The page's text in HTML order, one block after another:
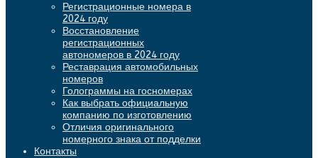
Регистрационные номера в
2024 году
Восстановление
регистрационных
автономеров в 2024 году
Реставрация автомобильных
номеров
Голограммы на госномерах
Как выбрать официальную
компанию по изготовлению
Отличия оригинального
номерного знака от подделки
Контакты